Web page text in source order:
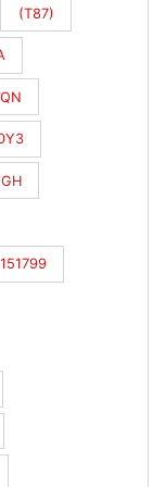
(T87)
151799